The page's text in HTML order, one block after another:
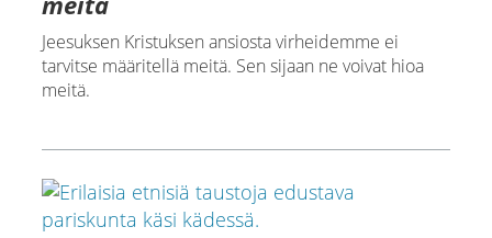
Jeesuksen Kristuksen ansiosta virheidemme ei
tarvitse määritellä meitä. Sen sijaan ne voivat hioa
meitä.